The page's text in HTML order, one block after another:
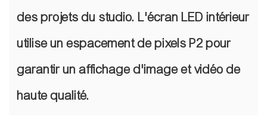
des projets du studio. L'écran LED intérieur
utilise un espacement de pixels P2 pour
garantir un affichage d'image et vidéo de
haute qualité.